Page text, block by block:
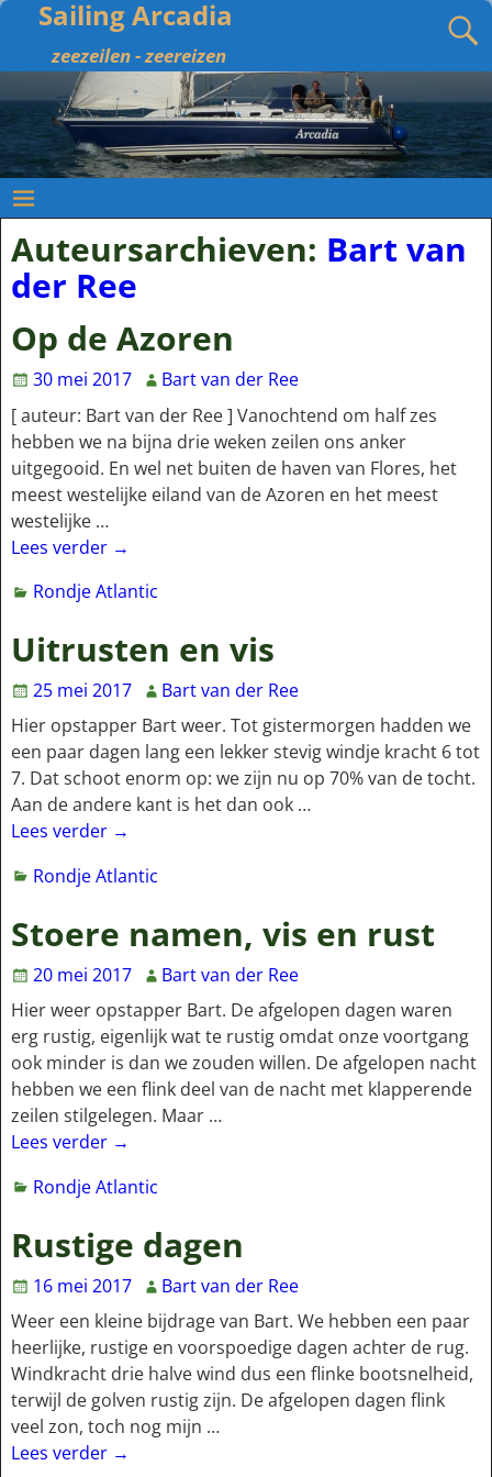
Sailing Arcadia
zeezeilen - zeereizen
Auteursarchieven: Bart van
der Ree
Op de Azoren
30 mei 2017
Bart van der Ree
[ auteur: Bart van der Ree ] Vanochtend om half zes
hebben we na bijna drie weken zeilen ons anker
uitgegooid. En wel net buiten de haven van Flores, het
meest westelijke eiland van de Azoren en het meest
westelijke …
Lees verder →
Rondje Atlantic
Uitrusten en vis
25 mei 2017
Bart van der Ree
Hier opstapper Bart weer. Tot gistermorgen hadden we
een paar dagen lang een lekker stevig windje kracht 6 tot
7. Dat schoot enorm op: we zijn nu op 70% van de tocht.
Aan de andere kant is het dan ook …
Lees verder →
Rondje Atlantic
Stoere namen, vis en rust
20 mei 2017
Bart van der Ree
Hier weer opstapper Bart. De afgelopen dagen waren
erg rustig, eigenlijk wat te rustig omdat onze voortgang
ook minder is dan we zouden willen. De afgelopen nacht
hebben we een flink deel van de nacht met klapperende
zeilen stilgelegen. Maar …
Lees verder →
Rondje Atlantic
Rustige dagen
16 mei 2017
Bart van der Ree
Weer een kleine bijdrage van Bart. We hebben een paar
heerlijke, rustige en voorspoedige dagen achter de rug.
Windkracht drie halve wind dus een flinke bootsnelheid,
terwijl de golven rustig zijn. De afgelopen dagen flink
veel zon, toch nog mijn …
Lees verder →